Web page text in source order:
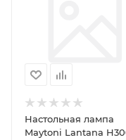
Настольная лампа
Maytoni Lantana